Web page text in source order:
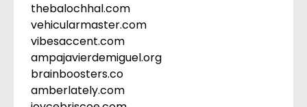
thebalochhal.com
vehicularmaster.com
vibesaccent.com
ampajavierdemiguel.org
brainboosters.co
amberlately.com